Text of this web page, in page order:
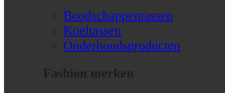
Boodschappentassen
Koeltassen
Onderhoudsproducten
Fashion merken